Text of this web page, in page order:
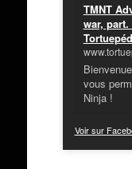
TMNT
war,
vous
Ninja !
Voir sur